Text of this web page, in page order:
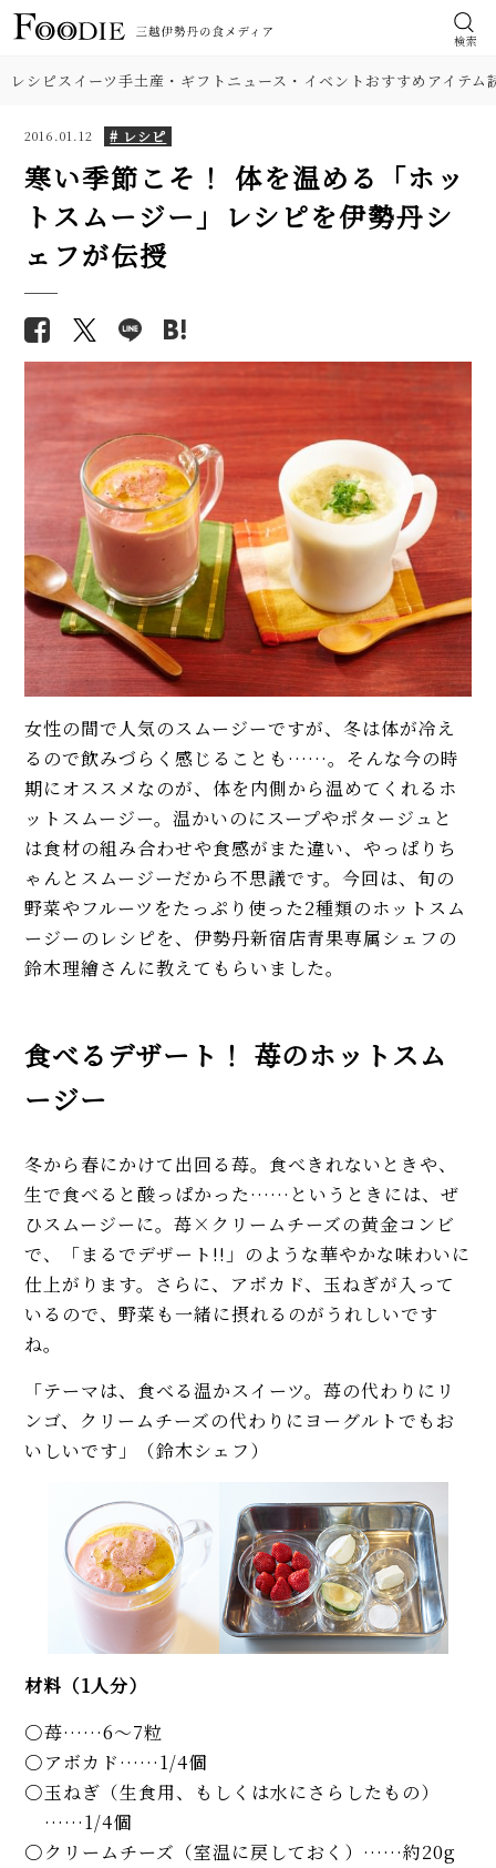
検索
レシピスイーツ手土産・ギフト ニュース・イベントおすすめアイテム
2016.01.12 # レシピ
寒い季節こそ！ 体を温める「ホッ
トスムージー」レシピを伊勢丹シ
ェフが伝授
女性の間で人気のスムージーですが、冬は体が冷え
るので飲みづらく感じることも……。そんな今の時
期にオススメなのが、体を内側から温めてくれるホ
ットスムージー。温かいのにスープやポタージュと
は食材の組み合わせや食感がまた違い、やっぱりち
ゃんとスムージーだから不思議です。今回は、旬の
野菜やフルーツをたっぷり使った2種類のホットスム
ージーのレシピを、伊勢丹新宿店青果専属シェフの
鈴木理繪さんに教えてもらいました。
食べるデザート！ 苺のホットスム
ージー
冬から春にかけて出回る苺。食べきれないときや、
生で食べると酸っぱかった……というときには、ぜ
ひスムージーに。苺×クリームチーズの黄金コンビ
で、「まるでデザート!!」のような華やかな味わいに
仕上がります。さらに、アボカド、玉ねぎが入って
いるので、野菜も一緒に摂れるのがうれしいです
ね。
「テーマは、食べる温かスイーツ。苺の代わりにリ
ンゴ、クリームチーズの代わりにヨーグルトでもお
いしいです」（鈴木シェフ）
材料（1人分）
苺……6～7粒
アボカド……1/4個
玉ねぎ（生食用、もしくは水にさらしたもの）
……1/4個
クリームチーズ（室温に戻しておく）……約20g
【人気】鶏ささみの簡単レシピ5
品。しょうゆ焼き、大葉チーズフ
ライ…筋取り、茹で方、柔らか
くするコツも解説！
【簡単】ゴロゴロひき肉が美
味！ 沖縄「タコライス」本格レ
シピ。辛さ調節できて子どもに
も人気
【本格】韓国料理店「石焼きビ
ビンパ」人気レシピ。具材のナム
ル、ひき肉、タレの味付けに注
目！
【簡単】豚しゃぶ肉の人気レシ
ピ4品。サラダはタレ2種、つけ
麺、よだれ豚。パサつかない茹
で方も解説！
【簡単】こんにゃくレシピ4品。
甘辛味の煮物、炒め物、サラ
ダ、唐揚げ…アク抜き、栄養も解
説！
エリックサウス直伝「本格バタ
ーチキンカレー」人気レシピ。
甘さ控えめで米にも合う！
【簡単】菜の花の人気レシピ5
品。おひたし、辛子和え、酢味
【膨らまない悩み解消】シフォ
ンケーキの簡単レシピ。人気の
ンスープのレシピ。飴色玉ねぎ＆
とろ～りチーズが美味！
MORE
食材
野菜
料理の種類
調理法
イベント・ピックアップ
【プロが解説】らっきょうの漬
け方。「甘酢漬け」と「塩漬
【シェフ直伝】ジェノベーゼソ
ースのレシピ。意外なコツはオ
リーブ油を使わないこと!?
柚子胡椒（ゆずこしょう）の自
家製レシピ。市販品では味わえ
ないフレッシュさ！
【基本】とうもろこしのゆで
方。甘さを120%引き出すには、
水から皮付き＆時間をかけて加
熱が正解！
【初心者必見】干さない、シソ
不要！ 昔ながらの塩漬け梅干し
の簡単な作り方
モヒートの基本レシピ。すっきり
爽快！
MORE